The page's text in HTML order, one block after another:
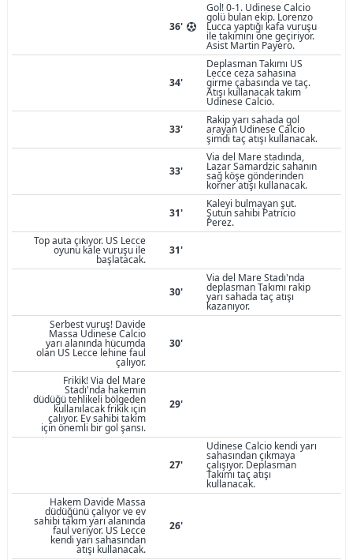
36'
Gol! 0-1. Udinese Calcio
golü bulan ekip. Lorenzo
Lucca yaptığı kafa vuruşu
ile takımını öne geçiriyor.
Asist Martin Payero.
34'
Deplasman Takımı US
Lecce ceza sahasına
girme çabasında ve taç.
Atışı kullanacak takım
Udinese Calcio.
33'
Rakip yarı sahada gol
arayan Udinese Calcio
şimdi taç atışı kullanacak.
33'
Via del Mare stadında,
Lazar Samardzic sahanın
sağ köşe gönderinden
korner atışı kullanacak.
31'
Kaleyi bulmayan şut.
Şutun sahibi Patricio
Perez.
Top auta çıkıyor. US Lecce
oyunu kale vuruşu ile
başlatacak.
31'
30'
Via del Mare Stadı'nda
deplasman Takımı rakip
yarı sahada taç atışı
kazanıyor.
Serbest vuruş! Davide
Massa Udinese Calcio
yarı alanında hücumda
olan US Lecce lehine faul
çalıyor.
30'
Frikik! Via del Mare
Stadı'nda hakemin
düdüğü tehlikeli bölgeden
kullanılacak frikik için
çalıyor. Ev sahibi takım
için önemli bir gol şansı.
29'
27'
Udinese Calcio kendi yarı
sahasından çıkmaya
çalışıyor. Deplasman
Takımı taç atışı
kullanacak.
Hakem Davide Massa
düdüğünü çalıyor ve ev
sahibi takım yarı alanında
faul veriyor. US Lecce
kendi yarı sahasından
atışı kullanacak.
26'